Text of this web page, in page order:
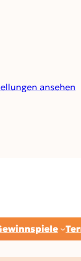
ansehen